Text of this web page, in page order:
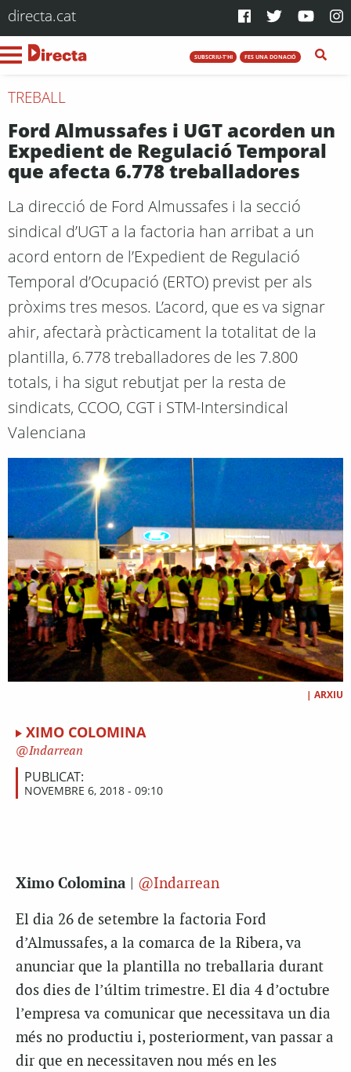
directa.cat
SUBSCRIU-T'HI FES UNA DONACIÓ
TREBALL
Ford Almussafes i UGT acorden un
Expedient de Regulació Temporal
que afecta 6.778 treballadores
La direcció de Ford Almussafes i la secció
sindical d’UGT a la factoria han arribat a un
acord entorn de l’Expedient de Regulació
Temporal d’Ocupació (ERTO) previst per als
pròxims tres mesos. L’acord, que es va signar
ahir, afectarà pràcticament la totalitat de la
plantilla, 6.778 treballadores de les 7.800
totals, i ha sigut rebutjat per la resta de
sindicats, CCOO, CGT i STM-Intersindical
Valenciana
| ARXIU
XIMO COLOMINA
Indarrean
PUBLICAT:
NOVEMBRE 6, 2018 - 09:10
Ximo Colomina
@Indarrean
El dia 26 de setembre la factoria Ford
d’Almussafes, a la comarca de la Ribera, va
anunciar que la plantilla no treballaria durant
dos dies de l’últim trimestre. El dia 4 d’octubre
l’empresa va comunicar que necessitava un dia
més no productiu i, posteriorment, van passar a
dir que en necessitaven nou més en les